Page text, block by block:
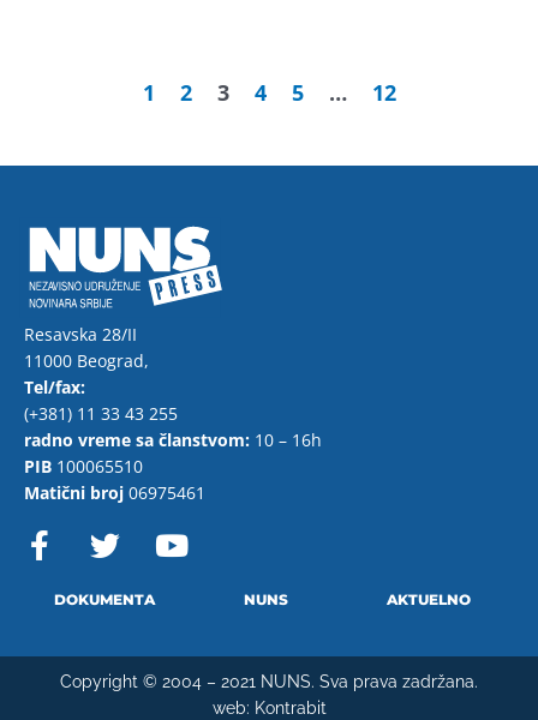
1 2 3 4 5 … 12
Resavska 28/II
11000 Beograd,
Tel/fax:
(+381) 11 33 43 255
radno vreme sa članstvom: 10 – 16h
PIB 100065510
Matični broj 06975461
F
a
o
w
t
e
r
o
b
e
DOKUMENTA NUNS AKTUELNO
Copyright © 2004 – 2021 NUNS. Sva prava zadržana.
web: Kontrabit